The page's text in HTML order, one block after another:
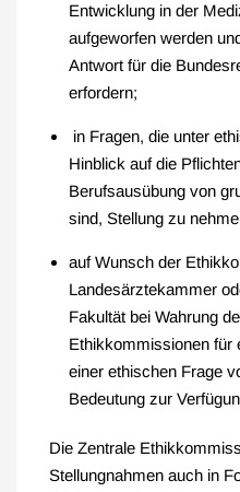
Entwicklung in der
aufgeworfen werden
Antwort für die
erfordern;
in Fragen, die unter
Hinblick auf die
Berufsausübung von
sind, Stellung zu
auf Wunsch der
Landesärztekammer
Fakultät bei Wahrung
Ethikkommissionen für
einer ethischen Frage
Bedeutung zur
Die Zentrale
Stellungnahmen auch in